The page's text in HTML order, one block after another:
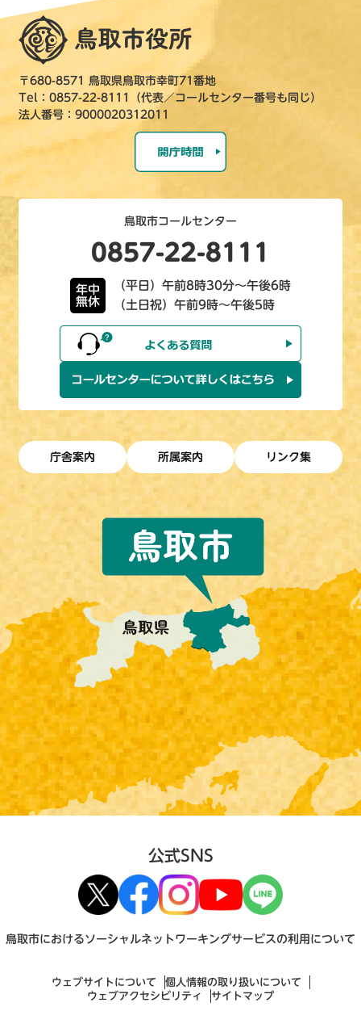
〒680-8571 鳥取県鳥取市幸町71番地
Tel：0857-22-8111（代表／コールセンター番号も同じ）
法人番号：9000020312011
鳥取市コールセンター
0857-22-8111
年中
無休
（平日）午前8時30分～午後6時
（土日祝）午前9時～午後5時
庁舎案内 所属案内 リンク集
公式SNS
鳥取市におけるソーシャルネットワーキングサービスの利用について
ウェブサイトについて
個人情報の取り扱いについて
ウェブアクセシビリティ
サイトマップ